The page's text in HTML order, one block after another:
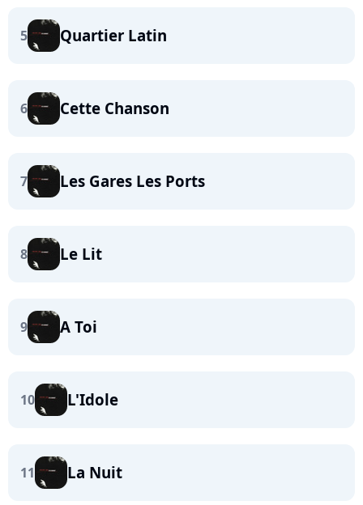
5 Quartier Latin
6 Cette Chanson
7 Les Gares Les Ports
8 Le Lit
9 A Toi
10 L'Idole
11 La Nuit